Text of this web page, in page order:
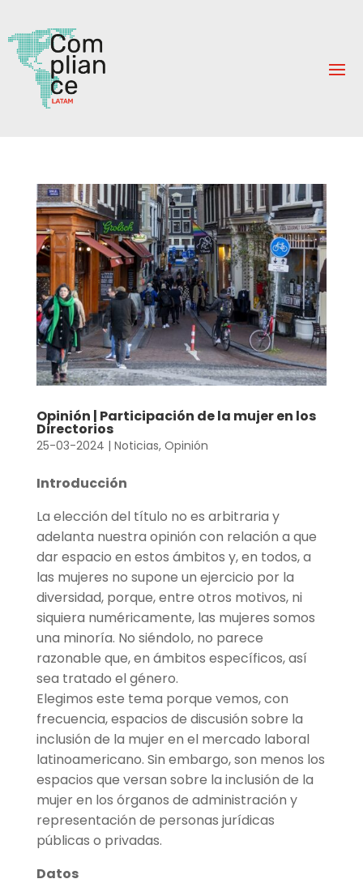
Opinión | Participación de la mujer en los
Directorios
25-03-2024 | Noticias, Opinión
Introducción
La elección del título no es arbitraria y
adelanta nuestra opinión con relación a que
dar espacio en estos ámbitos y, en todos, a
las mujeres no supone un ejercicio por la
diversidad, porque, entre otros motivos, ni
siquiera numéricamente, las mujeres somos
una minoría. No siéndolo, no parece
razonable que, en ámbitos específicos, así
sea tratado el género.
Elegimos este tema porque vemos, con
frecuencia, espacios de discusión sobre la
inclusión de la mujer en el mercado laboral
latinoamericano. Sin embargo, son menos los
espacios que versan sobre la inclusión de la
mujer en los órganos de administración y
representación de personas jurídicas
públicas o privadas.
Datos